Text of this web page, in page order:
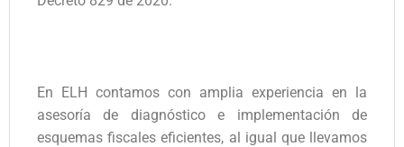
En ELH contamos con amplia experiencia en la
asesoría de diagnóstico e implementación de
esquemas fiscales eficientes, al igual que llevamos